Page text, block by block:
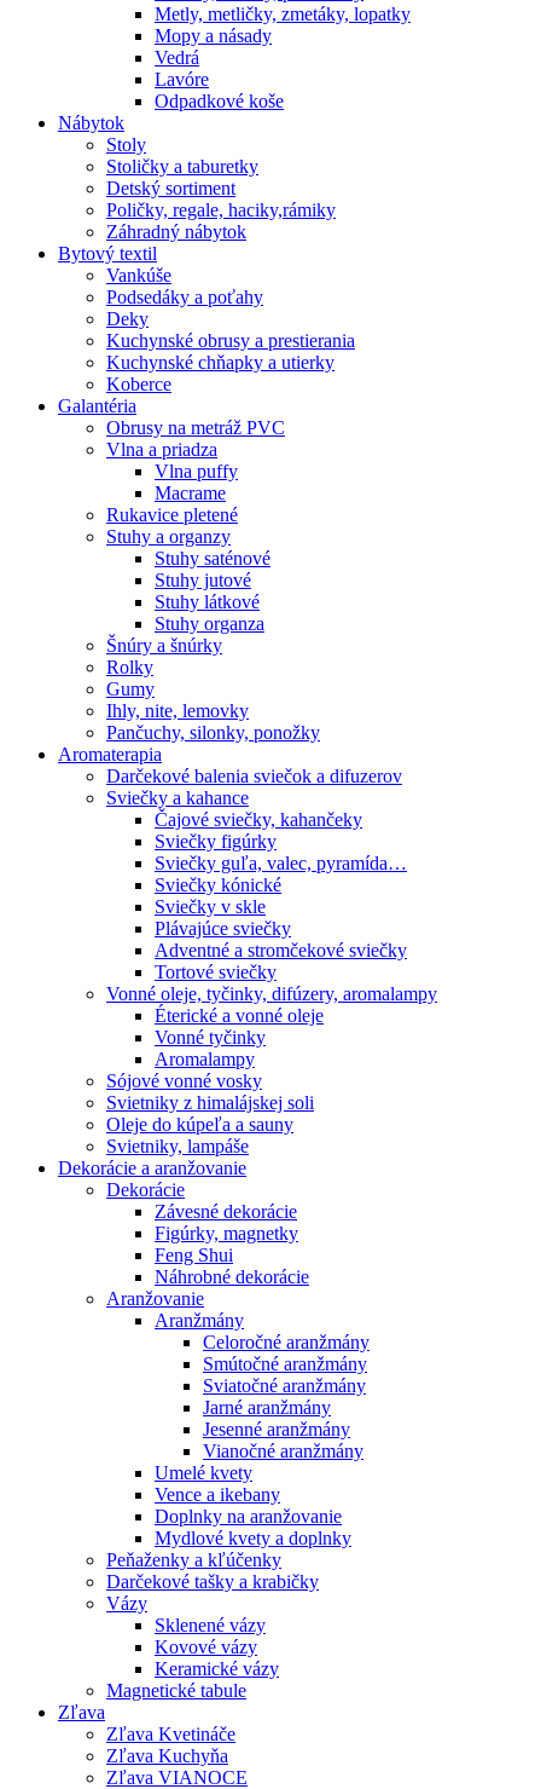
Metly, metličky, zmetáky, lopatky
Mopy a násady
Vedrá
Lavóre
Odpadkové koše
Nábytok
Stoly
Stoličky a taburetky
Detský sortiment
Poličky, regale, haciky,rámiky
Záhradný nábytok
Bytový textil
Vankúše
Podsedáky a poťahy
Deky
Kuchynské obrusy a prestierania
Kuchynské chňapky a utierky
Koberce
Galantéria
Obrusy na metráž PVC
Vlna a priadza
Vlna puffy
Macrame
Rukavice pletené
Stuhy a organzy
Stuhy saténové
Stuhy jutové
Stuhy látkové
Stuhy organza
Šnúry a šnúrky
Rolky
Gumy
Ihly, nite, lemovky
Pančuchy, silonky, ponožky
Aromaterapia
Darčekové balenia sviečok a difuzerov
Sviečky a kahance
Čajové sviečky, kahančeky
Sviečky figúrky
Sviečky guľa, valec, pyramída…
Sviečky kónické
Sviečky v skle
Plávajúce sviečky
Adventné a stromčekové sviečky
Tortové sviečky
Vonné oleje, tyčinky, difúzery, aromalampy
Éterické a vonné oleje
Vonné tyčinky
Aromalampy
Sójové vonné vosky
Svietniky z himalájskej soli
Oleje do kúpeľa a sauny
Svietniky, lampáše
Dekorácie a aranžovanie
Dekorácie
Závesné dekorácie
Figúrky, magnetky
Feng Shui
Náhrobné dekorácie
Aranžovanie
Aranžmány
Celoročné aranžmány
Smútočné aranžmány
Sviatočné aranžmány
Jarné aranžmány
Jesenné aranžmány
Vianočné aranžmány
Umelé kvety
Vence a ikebany
Doplnky na aranžovanie
Mydlové kvety a doplnky
Peňaženky a kľúčenky
Darčekové tašky a krabičky
Vázy
Sklenené vázy
Kovové vázy
Keramické vázy
Magnetické tabule
Zľava
Zľava Kvetináče
Zľava Kuchyňa
Zľava VIANOCE